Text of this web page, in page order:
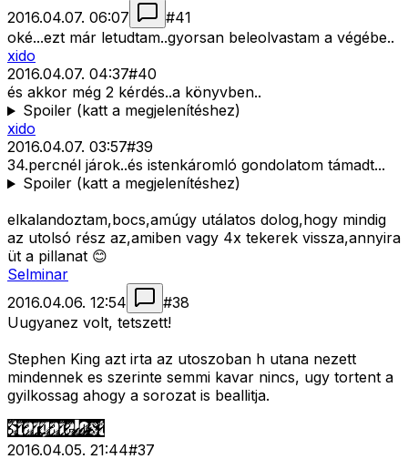
2016.04.07. 06:07
#41
oké...ezt már letudtam..gyorsan beleolvastam a végébe..
xido
2016.04.07. 04:37#40
és akkor még 2 kérdés..a könyvben..
Spoiler (katt a megjelenítéshez)
xido
2016.04.07. 03:57#39
34.percnél járok..és istenkáromló gondolatom támadt...
Spoiler (katt a megjelenítéshez)
elkalandoztam,bocs,amúgy utálatos dolog,hogy mindig
az utolsó rész az,amiben vagy 4x tekerek vissza,annyira
üt a pillanat 😊
Selminar
2016.04.06. 12:54
#38
Uugyanez volt, tetszett!
Stephen King azt irta az utoszoban h utana nezett
mindennek es szerinte semmi kavar nincs, ugy tortent a
gyilkossag ahogy a sorozat is beallitja.
2016.04.05. 21:44#37